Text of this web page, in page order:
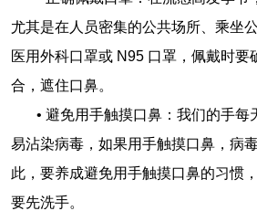
尤其是在人员密集的公共场所、乘坐
医用外科口罩或 N95 口罩，佩戴时要
合，遮住口鼻。
• 避免用手触摸口鼻：我们的手每
易沾染病毒，如果用手触摸口鼻，病
此，要养成避免用手触摸口鼻的习惯
要先洗手。